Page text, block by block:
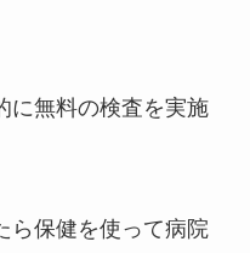
に無料の検査を実施
ら保健を使って病院